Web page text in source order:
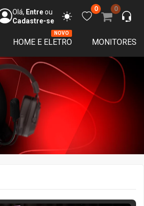
Olá, Entreou
Cadastre-se
0 0
HOME E ELETRO
NOVO
MONITORES